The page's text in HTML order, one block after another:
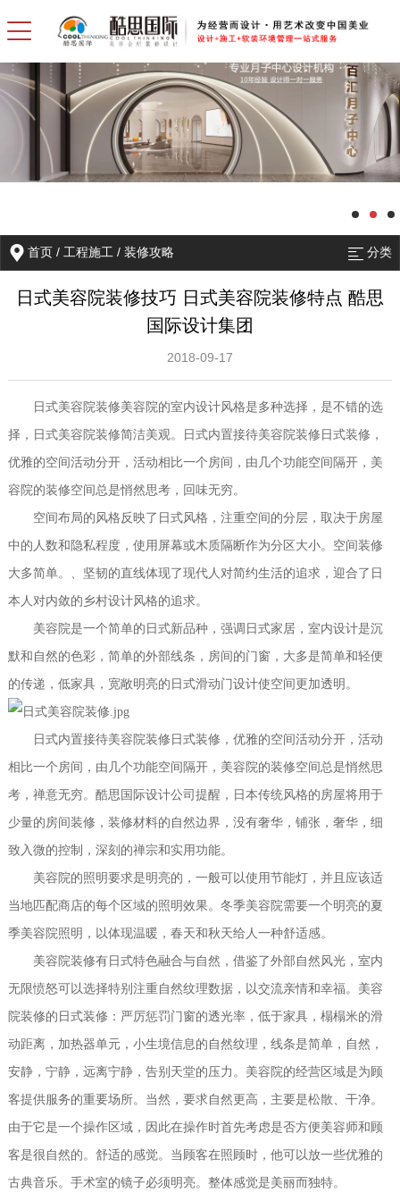
首页 /工程施工 /装修攻略 分类
日式美容院装修技巧 日式美容院装修特点 酷思
国际设计集团
2018-09-17
日式美容院装修美容院的室内设计风格是多种选择，是不错的选
择，日式美容院装修简洁美观。日式内置接待美容院装修日式装修，
优雅的空间活动分开，活动相比一个房间，由几个功能空间隔开，美
容院的装修空间总是悄然思考，回味无穷。
空间布局的风格反映了日式风格，注重空间的分层，取决于房屋
中的人数和隐私程度，使用屏幕或木质隔断作为分区大小。空间装修
大多简单。、坚韧的直线体现了现代人对简约生活的追求，迎合了日
本人对内敛的乡村设计风格的追求。
美容院是一个简单的日式新品种，强调日式家居，室内设计是沉
默和自然的色彩，简单的外部线条，房间的门窗，大多是简单和轻便
的传递，低家具，宽敞明亮的日式滑动门设计使空间更加透明。
日式内置接待美容院装修日式装修，优雅的空间活动分开，活动
相比一个房间，由几个功能空间隔开，美容院的装修空间总是悄然思
考，禅意无穷。酷思国际设计公司提醒，日本传统风格的房屋将用于
少量的房间装修，装修材料的自然边界，没有奢华，铺张，奢华，细
致入微的控制，深刻的禅宗和实用功能。
美容院的照明要求是明亮的，一般可以使用节能灯，并且应该适
当地匹配商店的每个区域的照明效果。冬季美容院需要一个明亮的夏
季美容院照明，以体现温暖，春天和秋天给人一种舒适感。
美容院装修有日式特色融合与自然，借鉴了外部自然风光，室内
无限愤怒可以选择特别注重自然纹理数据，以交流亲情和幸福。美容
院装修的日式装修：严厉惩罚门窗的透光率，低于家具，榻榻米的滑
动距离，加热器单元，小生境信息的自然纹理，线条是简单，自然，
安静，宁静，远离宁静，告别天堂的压力。美容院的经营区域是为顾
客提供服务的重要场所。当然，要求自然更高，主要是松散、干净。
由于它是一个操作区域，因此在操作时首先考虑是否方便美容师和顾
客是很自然的。舒适的感觉。当顾客在照顾时，他可以放一些优雅的
古典音乐。手术室的镜子必须明亮。整体感觉是美丽而独特。